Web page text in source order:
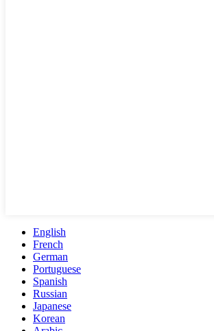
English
French
German
Portuguese
Spanish
Russian
Japanese
Korean